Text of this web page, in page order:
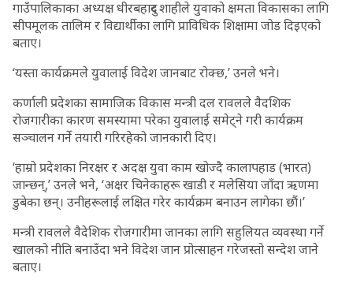
गाउँपालिकाका अध्यक्ष धीरबहादुर शाहीले युवाको क्षमता विकासका लागि
सीपमूलक तालिम र विद्यार्थीका लागि प्राविधिक शिक्षामा जोड दिइएको
बताए।
‘यस्ता कार्यक्रमले युवालाई विदेश जानबाट रोक्छ,’ उनले भने।
कर्णाली प्रदेशका सामाजिक विकास मन्त्री दल रावलले वैदशिक
रोजगारीका कारण समस्यामा परेका युवालाई समेट्ने गरी कार्यक्रम
सञ्चालन गर्ने तयारी गरिरहेको जानकारी दिए।
‘हाम्रो प्रदेशका निरक्षर र अदक्ष युवा काम खोज्दै कालापहाड (भारत)
जान्छन्,’ उनले भने, ‘अक्षर चिनेकाहरू खाडी र मलेसिया जाँदा ऋणमा
डुबेका छन्। उनीहरूलाई लक्षित गरेर कार्यक्रम बनाउन लागेका छौं।’
मन्त्री रावलले वैदेशिक रोजगारीमा जानका लागि सहुलियत व्यवस्था गर्ने
खालको नीति बनाउँदा भने विदेश जान प्रोत्साहन गरेजस्तो सन्देश जाने
बताए।